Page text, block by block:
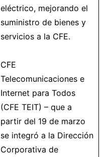
eléctrico, mejorando el
suministro de bienes y
servicios a la CFE.
CFE
Telecomunicaciones e
Internet para Todos
(CFE TEIT) – que a
partir del 19 de marzo
se integró a la Dirección
Corporativa de